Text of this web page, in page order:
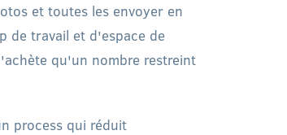
et toutes les envoyer en
de travail et d'espace de
qu'un nombre restreint
process qui réduit